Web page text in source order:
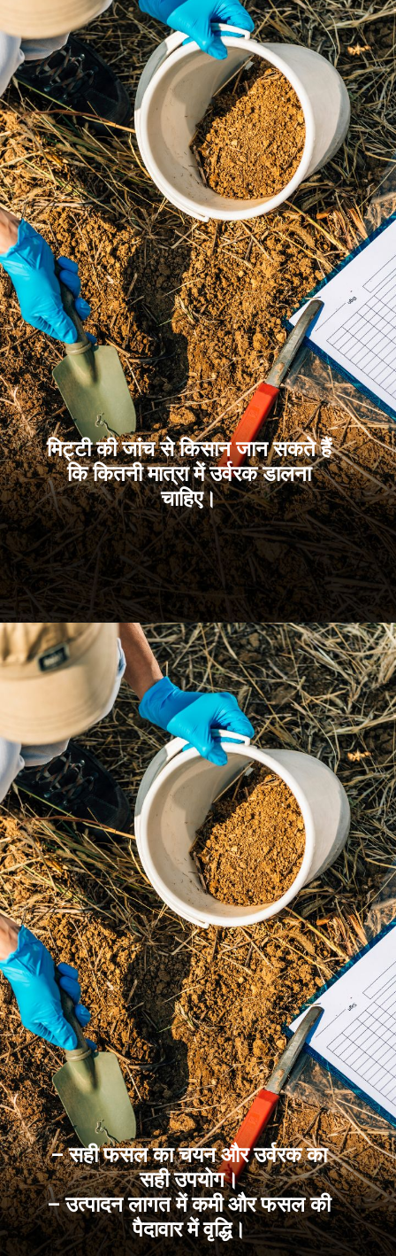
मिट्टी की जांच से किसान जान सकते हैं
कि कितनी मात्रा में उर्वरक डालना
चाहिए।
– सही फसल का चयन और उर्वरक का
सही उपयोग।
– उत्पादन लागत में कमी और फसल की
पैदावार में वृद्धि।